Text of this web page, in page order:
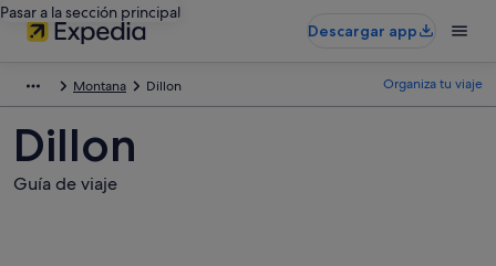
Pasar a la sección principal
Descargar app
Montana Dillon Organiza tu viaje
Dillon
Guía de viaje